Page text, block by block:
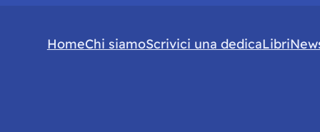
HomeChi siamoScrivici una dedicaLibri